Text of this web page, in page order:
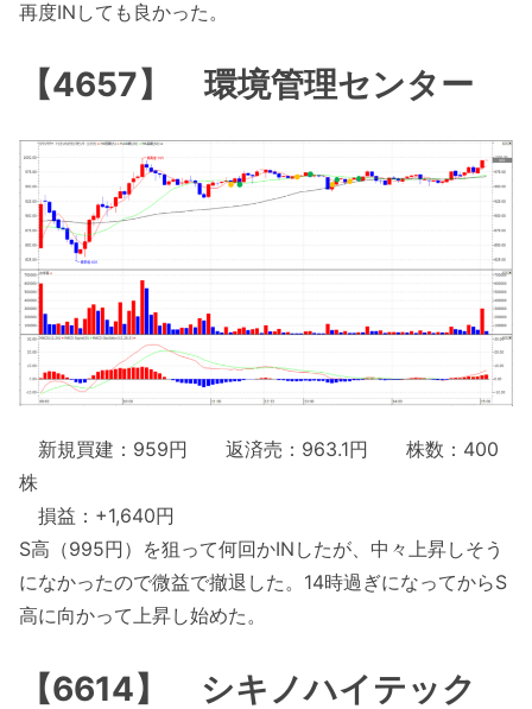
再度INしても良かった。
【4657】 環境管理センター
新規買建：959円 返済売：963.1円 株数：400
株
損益：+1,640円
S高（995円）を狙って何回かINしたが、中々上昇しそう
になかったので微益で撤退した。14時過ぎになってからS
高に向かって上昇し始めた。
【6614】 シキノハイテック